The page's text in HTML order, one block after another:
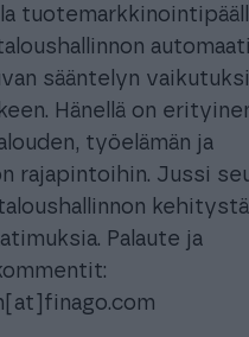
sääntelyn
Hänellä on
työelämän ja
rajapintoihin. Jussi
kehitystä
Palaute ja